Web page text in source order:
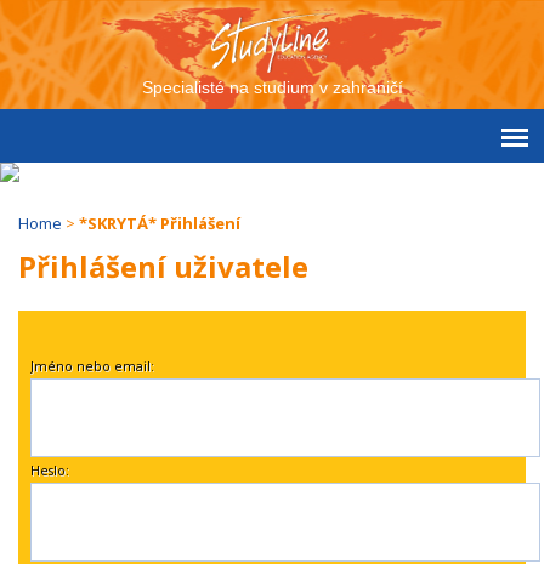
Specialisté na studium v zahraničí
Home > *SKRYTÁ* Přihlášení
Přihlášení uživatele
Jméno nebo email:
Heslo: